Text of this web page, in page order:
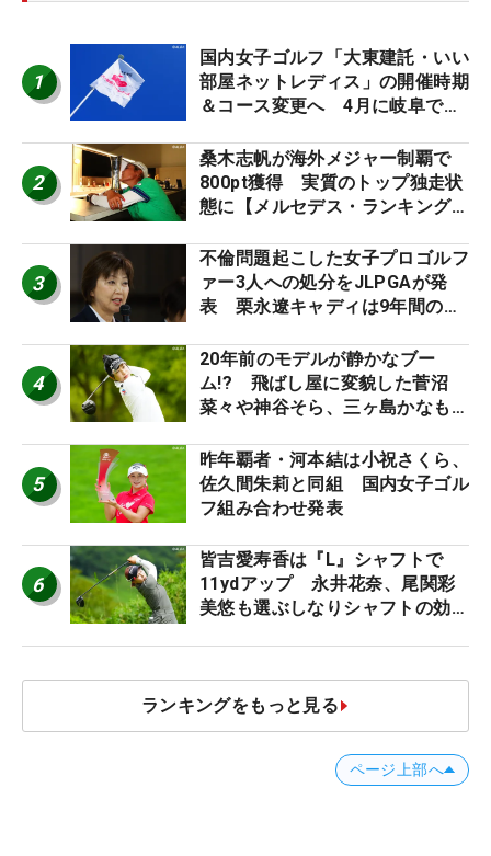
1
国内女子ゴルフ「大東建託・いい
部屋ネットレディス」の開催時期
＆コース変更へ 4月に岐阜で開
2
桑木志帆が海外メジャー制覇で
800pt獲得 実質のトップ独走状
態に【メルセデス・ランキング番
3
不倫問題起こした女子プロゴルフ
ァー3人への処分をJLPGAが発
表 栗永遼キャディは9年間の立
4
20年前のモデルが静かなブー
ム!? 飛ばし屋に変貌した菅沼
菜々や神谷そら、三ヶ島かなも使
ロたちの“飛ばしギア”】
5
昨年覇者・河本結は小祝さくら、
佐久間朱莉と同組 国内女子ゴル
フ組み合わせ発表
6
皆吉愛寿香は『L』シャフトで
11ydアップ 永井花奈、尾関彩
美悠も選ぶしなりシャフトの効果
ランキングをもっと見る
ページ上部へ